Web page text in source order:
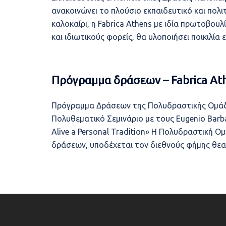
ανακοινώνει το πλούσιο εκπαιδευτικό και
καλοκαίρι, η Fabrica Athens με ιδία
και ιδιωτικούς φορείς, θα υλοποιήσει
Πρόγραμμα δράσεων – Fabrica
Πρόγραμμα Δράσεων της Πολυδραστικής
Πολυθεματικό Σεμινάριο με τους Eugenio
Alive a Personal Tradition» Η Πολυδραστική
δράσεων, υποδέχεται τον διεθνούς φήμης